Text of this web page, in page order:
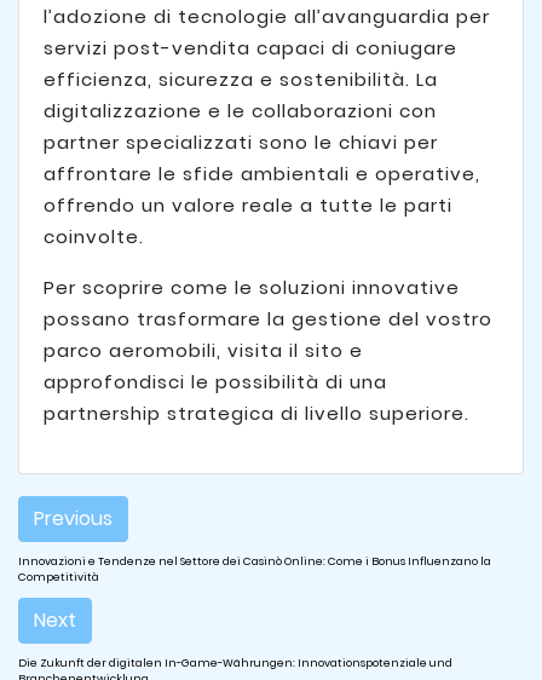
l’adozione di tecnologie all’avanguardia per
servizi post-vendita capaci di coniugare
efficienza, sicurezza e sostenibilità. La
digitalizzazione e le collaborazioni con
partner specializzati sono le chiavi per
affrontare le sfide ambientali e operative,
offrendo un valore reale a tutte le parti
coinvolte.
Per scoprire come le soluzioni innovative
possano trasformare la gestione del vostro
parco aeromobili, visita il sito e
approfondisci le possibilità di una
partnership strategica di livello superiore.
Post
navigation
Previous
Innovazioni e Tendenze nel Settore dei Casinò Online: Come i Bonus Influenzano la
Competitività
Next
Die Zukunft der digitalen In-Game-Währungen: Innovationspotenziale und